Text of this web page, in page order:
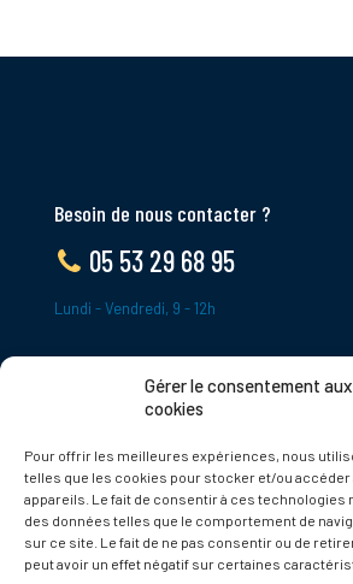
Gérer le consentement aux
cookies
Pour offrir les meilleures expériences, nous
telles que les cookies pour stocker et/ou accéder
appareils. Le fait de consentir à ces
des données telles que le comportement de
sur ce site. Le fait de ne pas consentir ou de
peut avoir un effet négatif sur certaines
Besoin de nous contacter ?
05 53 29 68 95
Lundi - Vendredi, 9 - 12h
24620 Tamniès
France
Politique de cookies